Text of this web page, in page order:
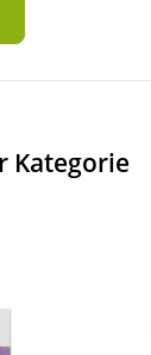
Kategorie